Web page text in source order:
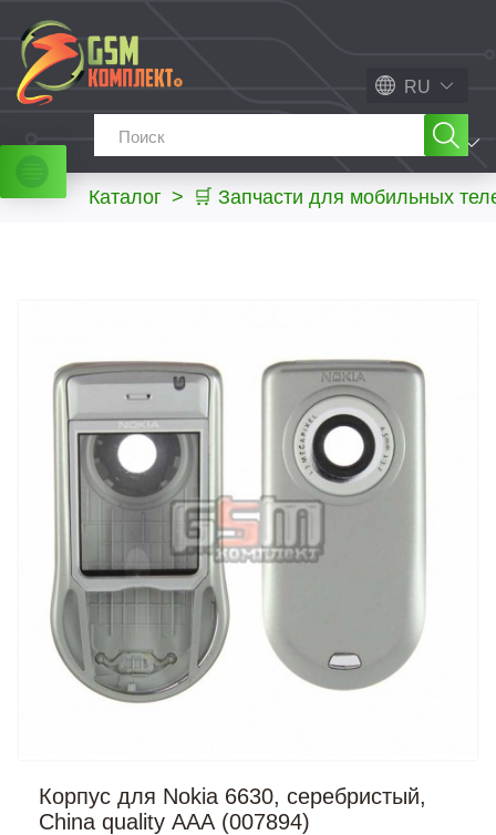
RU
МЕНЮ
Каталог > 🛒 Запчасти для мобильных
Корпус для Nokia 6630, серебристый,
China quality ААА (007894)